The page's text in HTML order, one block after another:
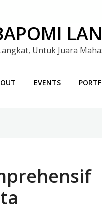
Untuk Juara
EVENTS